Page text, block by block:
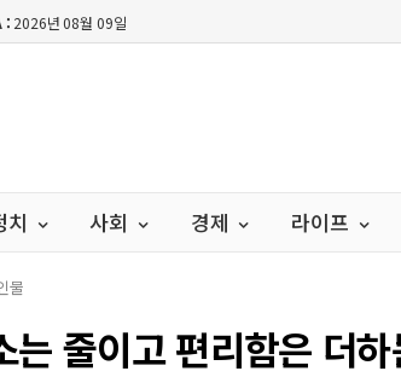
: 2026년 08월 09일
치 사회 경제 라이프
물
는 줄이고 편리함은 더